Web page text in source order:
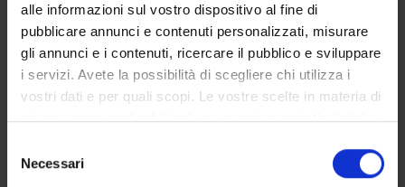
alle informazioni sul vostro dispositivo al fine di
pubblicare annunci e contenuti personalizzati, misurare
gli annunci e i contenuti, ricercare il pubblico e sviluppare
i servizi. Avete la possibilità di scegliere chi utilizza i
vostri dati e per quali scopi. Le vostre scelte in materia di
privacy sono applicabili solo su questa proprietà digitale
modificare o revocare il proprio consenso in qualsiasi
momento dalla Dichiarazione sui cookie o facendo clic
delNecessari
ENTI FINANZIATORI:
Finanziamento: assegnato e gestito dal Dipartimento
PARTECIPANTI AL PROGETTO